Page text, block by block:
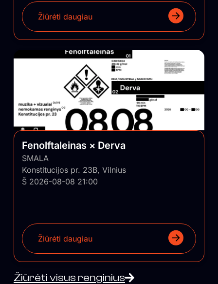
Žiūrėti daugiau
Fenolftaleinas × Derva
SMALA
Konstitucijos pr. 23B, Vilnius
Š 2026-08-08 21:00
Žiūrėti daugiau
Žiūrėti visus renginius